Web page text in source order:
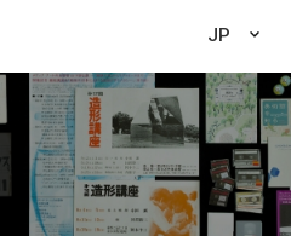
JP